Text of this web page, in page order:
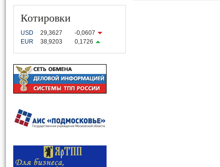
Котировки
USD 29,3627
-0,0607
EUR
38,9203 0,1726